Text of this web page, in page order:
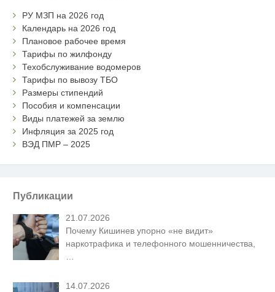
РУ МЗП на 2026 год
Календарь на 2026 год
Плановое рабочее время
Тарифы по жилфонду
Техобслуживание водомеров
Тарифы по вывозу ТБО
Размеры стипендий
Пособия и компенсации
Виды платежей за землю
Инфляция за 2025 год
ВЭД ПМР – 2025
Публикации
21.07.2026
Почему Кишинев упорно «не видит»
наркотрафика и телефонного мошенничества,
14.07.2026